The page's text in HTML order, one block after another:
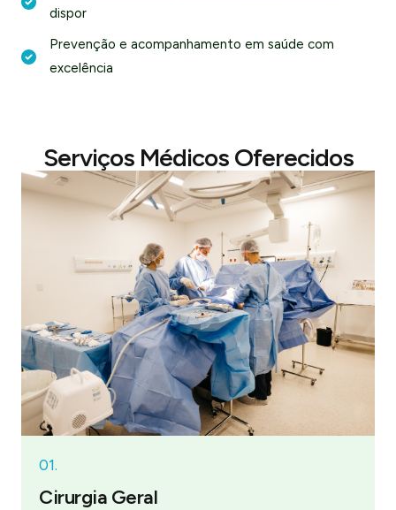
dispor
Prevenção e acompanhamento em saúde com
excelência
Serviços Médicos Oferecidos
01.
Cirurgia Geral